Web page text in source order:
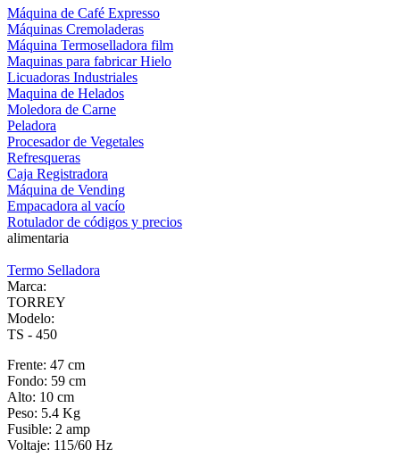
Máquina de Café Expresso
Máquinas Cremoladeras
Máquina Termoselladora film
Maquinas para fabricar Hielo
Licuadoras Industriales
Maquina de Helados
Moledora de Carne
Peladora
Procesador de Vegetales
Refresqueras
Caja Registradora
Máquina de Vending
Empacadora al vacío
Rotulador de códigos y precios
alimentaria
Termo Selladora
Marca:
TORREY
Modelo:
TS - 450
Frente: 47 cm
Fondo: 59 cm
Alto: 10 cm
Peso: 5.4 Kg
Fusible: 2 amp
Voltaje: 115/60 Hz